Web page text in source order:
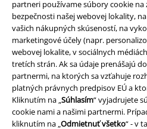
partneri používame súbory cookie na
bezpečnosti našej webovej lokality,
vašich nákupných skúseností, na
marketingové účely (napr.
webovej lokalite, v sociálnych
tretích strán. Ak sa údaje prenášajú
partnermi, na ktorých sa vzťahuje
platných právnych predpisov EÚ a
Kliknutím na „Súhlasím“ vyjadrujete
cookie nami a našimi partnermi.
kliknutím na „Odmietnuť všetko“ - v
Právne informácie
Podmienky
Imprint
Ochrana osobných údajov